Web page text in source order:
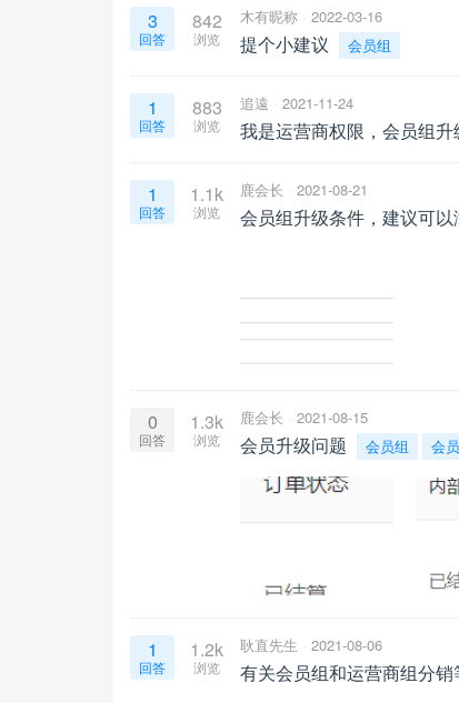
3
回答
842
浏览
木有昵称 2022-03-16
提个小建议 会员组
1
回答
883
浏览
追遠 2021-11-24
我是运营商权限，会员组升
1
回答
1.1k
浏览
鹿会长 2021-08-21
会员组升级条件，建议可
0
回答
1.3k
浏览
鹿会长 2021-08-15
会员升级问题 会员组 会
1
回答
1.2k
浏览
耿直先生 2021-08-06
有关会员组和运营商组分